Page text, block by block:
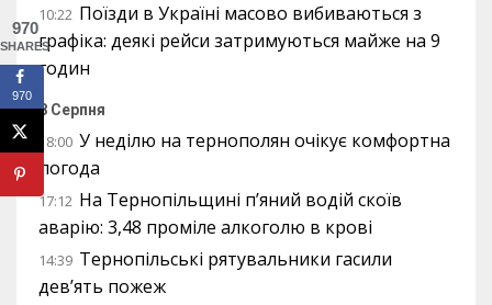
10:22 Поїзди в Україні масово вибиваються з
графіка: деякі рейси затримуються майже на 9
годин
8 Серпня
18:00 У неділю на тернополян очікує комфортна
погода
17:12 На Тернопільщині п’яний водій скоїв
аварію: 3,48 проміле алкоголю в крові
14:39 Тернопільські рятувальники гасили
дев’ять пожеж
970
SHARES
970